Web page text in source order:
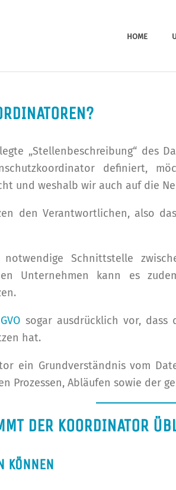
HOME
„Stellenbeschreibung“
definiert,
und weshalb wir auch auf die
den Verantwortlichen, also
Schnittstelle
Unternehmen kann es
sogar ausdrücklich vor,
hat.
ein Grundverständnis vom
Prozessen, Abläufen sowie der
DER KOORDINATOR
KÖNNEN